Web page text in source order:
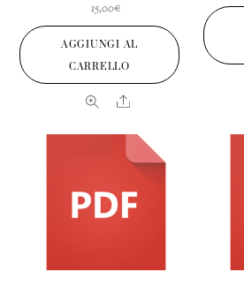
15,00€
AGGIUNGI AL
CARRELLO
Share